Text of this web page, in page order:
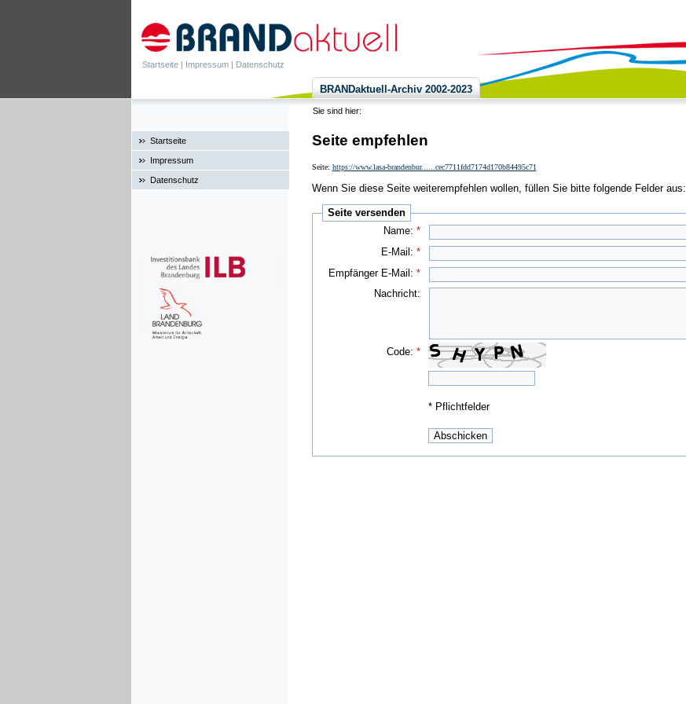
Startseite | Impressum | Datenschutz
BRANDaktuell-Archiv 2002-2023
Sie sind hier:
Startseite
Impressum
Datenschutz
Seite empfehlen
Seite: https://www.lasa-brandenbur......cec7711fdd7174d170b84495c71
Wenn Sie diese Seite weiterempfehlen wollen, füllen Sie bitte folgende Felder aus:
Seite versenden
Name:*
E-Mail:*
Empfänger E-Mail:*
Nachricht:
Code:*
* Pflichtfelder